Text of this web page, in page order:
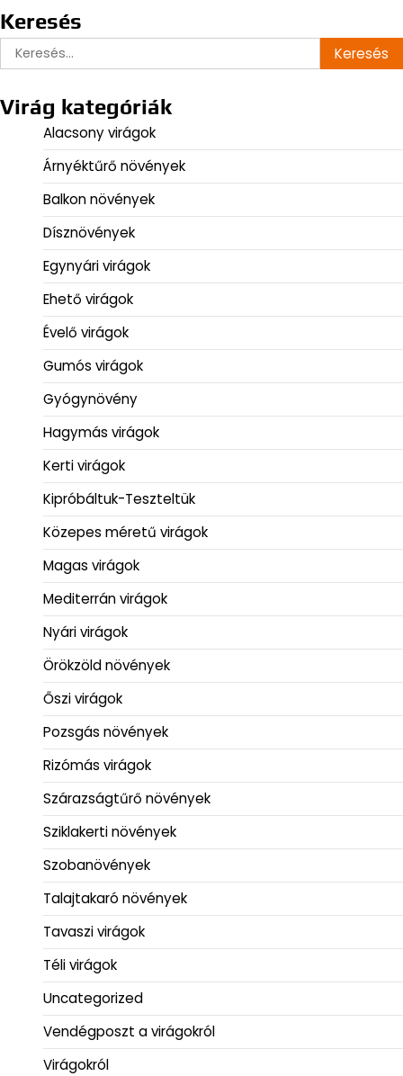
Keresés
Keresés:
Virág kategóriák
Alacsony virágok
Árnyéktűrő növények
Balkon növények
Dísznövények
Egynyári virágok
Ehető virágok
Évelő virágok
Gumós virágok
Gyógynövény
Hagymás virágok
Kerti virágok
Kipróbáltuk-Teszteltük
Közepes méretű virágok
Magas virágok
Mediterrán virágok
Nyári virágok
Örökzöld növények
Őszi virágok
Pozsgás növények
Rizómás virágok
Szárazságtűrő növények
Sziklakerti növények
Szobanövények
Talajtakaró növények
Tavaszi virágok
Téli virágok
Uncategorized
Vendégposzt a virágokról
Virágokról